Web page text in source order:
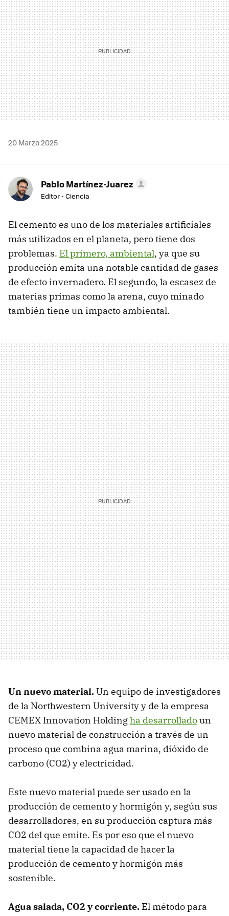
20 Marzo 2025
Pablo Martínez-Juarez
Editor - Ciencia
El cemento es uno de los materiales artificiales
más utilizados en el planeta, pero tiene dos
problemas. El primero, ambiental, ya que su
producción emita una notable cantidad de gases
de efecto invernadero. El segundo, la escasez de
materias primas como la arena, cuyo minado
también tiene un impacto ambiental.
Un nuevo material.Un equipo de investigadores
de la Northwestern University y de la empresa
️CEMEX Innovation Holdingha desarrolladoun
nuevo material de construcción a través de un
proceso que combina agua marina, dióxido de
carbono (CO2) y electricidad.
Este nuevo material puede ser usado en la
producción de cemento y hormigón y, según sus
desarrolladores, en su producción captura más
CO2 del que emite. Es por eso que el nuevo
material tiene la capacidad de hacer la
producción de cemento y hormigón más
sostenible.
Agua salada, CO2 y corriente. El método para